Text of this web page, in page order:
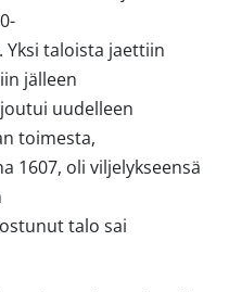
Yksi taloista jaettiin
jälleen
uudelleen
toimesta,
1607, oli viljelykseensä
talo sai